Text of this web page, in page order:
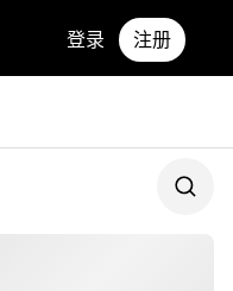
登录 注册